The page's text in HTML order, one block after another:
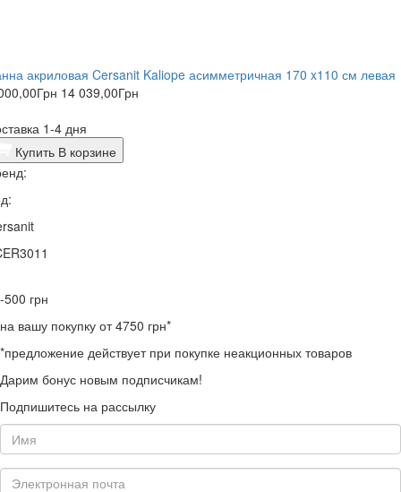
акриловая Cersanit Kaliope асимметричная 170 x110 см левая
Грн 14 039,00Грн
1-4 дня
Купить В корзине
-500 грн
на вашу покупку от 4750 грн*
*предложение действует при покупке неакционных товаров
Дарим бонус новым подписчикам!
Подпишитесь на рассылку